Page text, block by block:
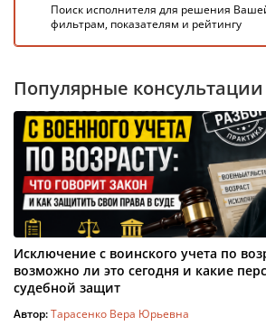
Поиск исполнителя для решения
фильтрам, показателям и рейтингу
Популярные консультации
Исключение с воинского учета по
возможно ли это сегодня и какие
судебной защит
Автор:Тарасенко Вера Юрьевна